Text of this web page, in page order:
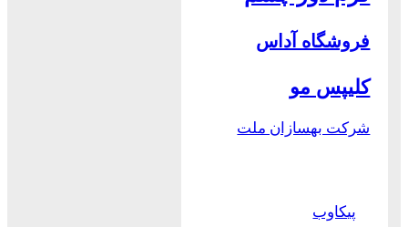
فروشگاه آداس
کلیپس مو
شرکت بهسازان ملت
پیکاوب